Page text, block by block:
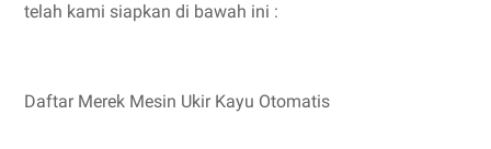
telah kami siapkan di bawah ini :
Daftar Merek Mesin Ukir Kayu Otomatis